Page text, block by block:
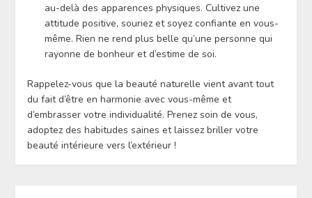
au-delà des apparences physiques. Cultivez une
attitude positive, souriez et soyez confiante en vous-
même. Rien ne rend plus belle qu’une personne qui
rayonne de bonheur et d’estime de soi.
Rappelez-vous que la beauté naturelle vient avant tout
du fait d’être en harmonie avec vous-même et
d’embrasser votre individualité. Prenez soin de vous,
adoptez des habitudes saines et laissez briller votre
beauté intérieure vers l’extérieur !